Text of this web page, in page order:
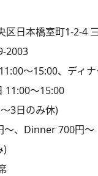
日本橋室町1-2-4
2003
～15:00、ディ
11:00～15:00
3日のみ休)
、Dinner 700円～
)